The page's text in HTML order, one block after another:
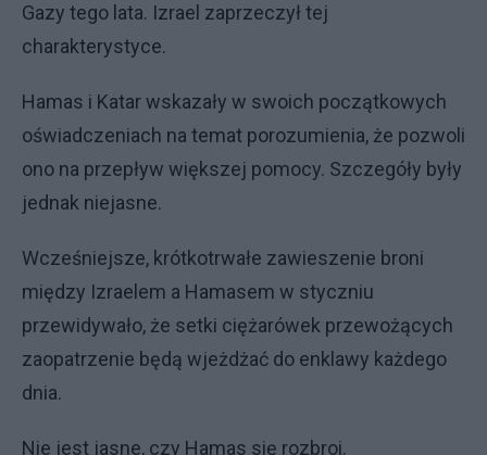
Gazy tego lata. Izrael zaprzeczył tej
charakterystyce.
Hamas i Katar wskazały w swoich początkowych
oświadczeniach na temat porozumienia, że pozwoli
ono na przepływ większej pomocy. Szczegóły były
jednak niejasne.
Wcześniejsze, krótkotrwałe zawieszenie broni
między Izraelem a Hamasem w styczniu
przewidywało, że setki ciężarówek przewożących
zaopatrzenie będą wjeżdżać do enklawy każdego
dnia.
Nie jest jasne, czy Hamas się rozbroi.